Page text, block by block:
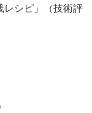
レシピ」（技術評